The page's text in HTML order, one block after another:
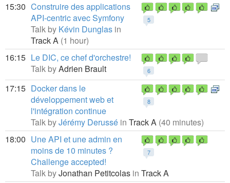
15:30
5
Construire des applications
API-centric avec Symfony
Talk by Kévin Dunglas in
Track A (1 hour)
16:15
6
Le DIC, ce chef d'orchestre!
Talk byAdrien Brault
17:15
8
Docker dans le
développement web et
l'intégration continue
Talk byJérémy Derussé in Track A (40 minutes)
18:00
7
Une API et une admin en
moins de 10 minutes ?
Challenge accepted!
Talk byJonathan Petitcolas in Track A